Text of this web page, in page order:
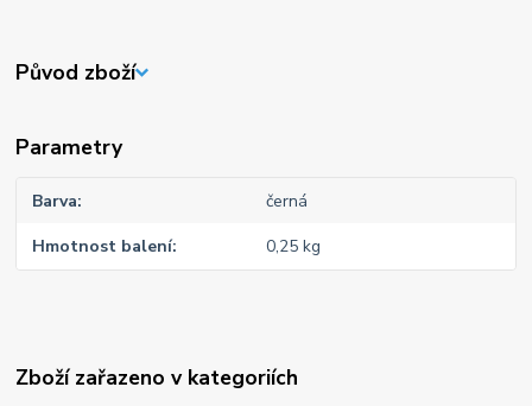
Původ zboží
Parametry
Barva černá
Hmotnost balení 0,25 kg
Zboží zařazeno v kategoriích